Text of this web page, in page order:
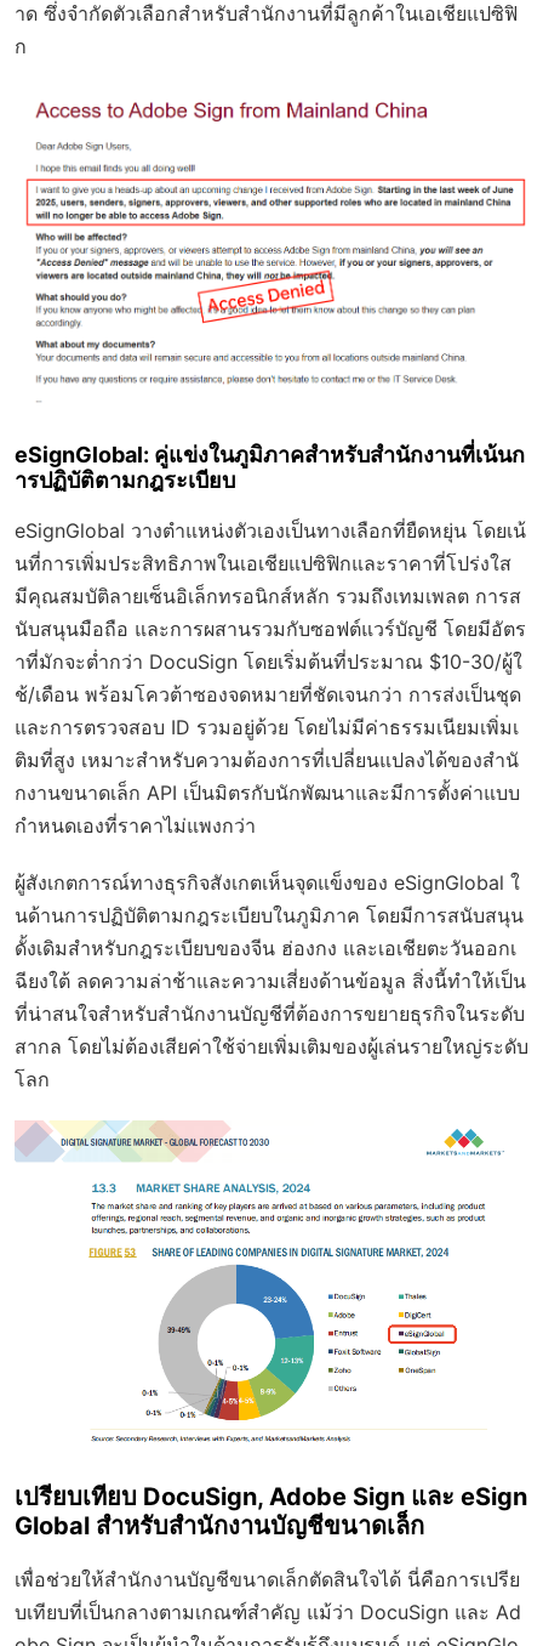
าด ซึ่งจำกัดตัวเลือกสำหรับสำนักงานที่มีลูกค้าในเอเชียแปซิฟิ
ก
eSignGlobal: คู่แข่งในภูมิภาคสำหรับสำนักงานที่เน้นก
ารปฏิบัติตามกฎระเบียบ
eSignGlobal วางตำแหน่งตัวเองเป็นทางเลือกที่ยืดหยุ่น โดยเน้
นที่การเพิ่มประสิทธิภาพในเอเชียแปซิฟิกและราคาที่โปร่งใส
มีคุณสมบัติลายเซ็นอิเล็กทรอนิกส์หลัก รวมถึงเทมเพลต การส
นับสนุนมือถือ และการผสานรวมกับซอฟต์แวร์บัญชี โดยมีอัตร
าที่มักจะต่ำกว่า DocuSign โดยเริ่มต้นที่ประมาณ $10-30/ผู้ใ
ช้/เดือน พร้อมโควต้าซองจดหมายที่ชัดเจนกว่า การส่งเป็นชุด
และการตรวจสอบ ID รวมอยู่ด้วย โดยไม่มีค่าธรรมเนียมเพิ่มเ
ติมที่สูง เหมาะสำหรับความต้องการที่เปลี่ยนแปลงได้ของสำนั
กงานขนาดเล็ก API เป็นมิตรกับนักพัฒนาและมีการตั้งค่าแบบ
กำหนดเองที่ราคาไม่แพงกว่า
ผู้สังเกตการณ์ทางธุรกิจสังเกตเห็นจุดแข็งของ eSignGlobal ใ
นด้านการปฏิบัติตามกฎระเบียบในภูมิภาค โดยมีการสนับสนุน
ดั้งเดิมสำหรับกฎระเบียบของจีน ฮ่องกง และเอเชียตะวันออกเ
ฉียงใต้ ลดความล่าช้าและความเสี่ยงด้านข้อมูล สิ่งนี้ทำให้เป็น
ที่น่าสนใจสำหรับสำนักงานบัญชีที่ต้องการขยายธุรกิจในระดับ
สากล โดยไม่ต้องเสียค่าใช้จ่ายเพิ่มเติมของผู้เล่นรายใหญ่ระดับ
โลก
เปรียบเทียบ DocuSign, Adobe Sign และ eSign
Global สำหรับสำนักงานบัญชีขนาดเล็ก
เพื่อช่วยให้สำนักงานบัญชีขนาดเล็กตัดสินใจได้ นี่คือการเปรีย
บเทียบที่เป็นกลางตามเกณฑ์สำคัญ แม้ว่า DocuSign และ Ad